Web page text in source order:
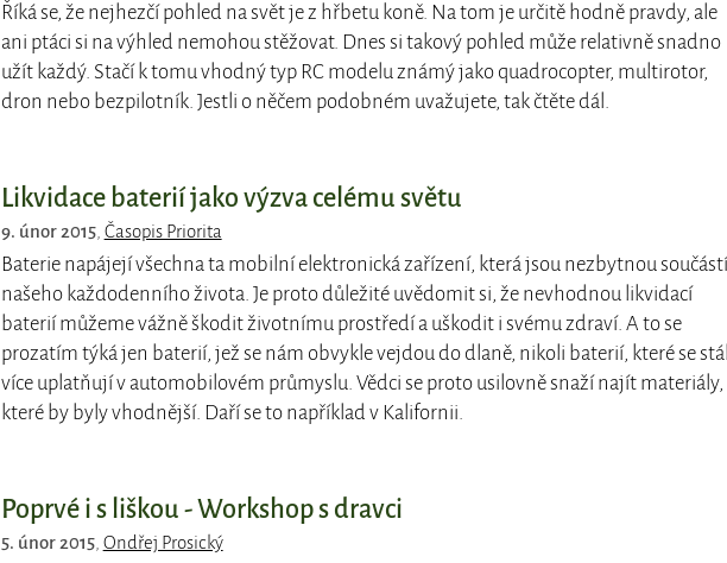
Říká se, že nejhezčí pohled na svět je z hřbetu koně. Na tom je určitě hodně pravdy, ale
ani ptáci si na výhled nemohou stěžovat. Dnes si takový pohled může relativně snadno
užít každý. Stačí k tomu vhodný typ RC modelu známý jako quadrocopter, multirotor,
dron nebo bezpilotník. Jestli o něčem podobném uvažujete, tak čtěte dál.
Likvidace baterií jako výzva celému světu
9. únor 2015, Časopis Priorita
Baterie napájejí všechna ta mobilní elektronická zařízení, která jsou nezbytnou součástí
našeho každodenního života. Je proto důležité uvědomit si, že nevhodnou likvidací
baterií můžeme vážně škodit životnímu prostředí a uškodit i svému zdraví. A to se
prozatím týká jen baterií, jež se nám obvykle vejdou do dlaně, nikoli baterií, které se
více uplatňují v automobilovém průmyslu. Vědci se proto usilovně snaží najít materiály,
které by byly vhodnější. Daří se to například v Kalifornii.
Poprvé i s liškou - Workshop s dravci
5. únor 2015, Ondřej Prosický